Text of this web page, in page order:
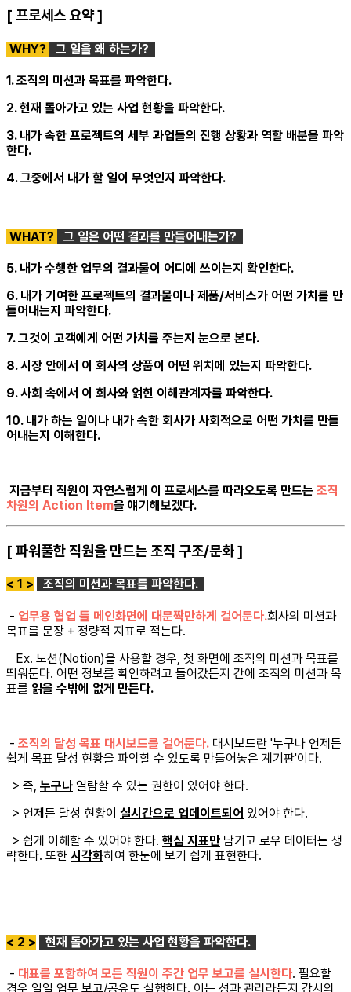
[ 프로세스 요약 ]
WHY? 그 일을 왜 하는가?
1. 조직의 미션과 목표를 파악한다.
2. 현재 돌아가고 있는 사업 현황을 파악한다.
3. 내가 속한 프로젝트의 세부 과업들의 진행 상황과 역할 배분을 파악
한다.
4. 그중에서 내가 할 일이 무엇인지 파악한다.
WHAT? 그 일은 어떤 결과를 만들어내는가?
5. 내가 수행한 업무의 결과물이 어디에 쓰이는지 확인한다.
6. 내가 기여한 프로젝트의 결과물이나 제품/서비스가 어떤 가치를 만
들어내는지 파악한다.
7. 그것이 고객에게 어떤 가치를 주는지 눈으로 본다.
8. 시장 안에서 이 회사의 상품이 어떤 위치에 있는지 파악한다.
9. 사회 속에서 이 회사와 얽힌 이해관계자를 파악한다.
10. 내가 하는 일이나 내가 속한 회사가 사회적으로 어떤 가치를 만들
어내는지 이해한다.
지금부터 직원이 자연스럽게 이 프로세스를 따라오도록 만드는 조직
차원의 Action Item을 얘기해보겠다.
[ 파워풀한 직원을 만드는 조직 구조/문화 ]
< 1 > 조직의 미션과 목표를 파악한다.
- 업무용 협업 툴 메인화면에 대문짝만하게 걸어둔다.회사의 미션과
목표를 문장 + 정량적 지표로 적는다.
Ex. 노션(Notion)을 사용할 경우, 첫 화면에 조직의 미션과 목표를
띄워둔다. 어떤 정보를 확인하려고 들어갔든지 간에 조직의 미션과 목
표를 읽을 수밖에 없게 만든다.
- 조직의 달성 목표 대시보드를 걸어둔다. 대시보드란 '누구나 언제든
쉽게 목표 달성 현황을 파악할 수 있도록 만들어놓은 계기판'이다.
> 즉, 누구나 열람할 수 있는 권한이 있어야 한다.
> 언제든 달성 현황이 실시간으로 업데이트되어 있어야 한다.
> 쉽게 이해할 수 있어야 한다. 핵심 지표만 남기고 로우 데이터는 생
략한다. 또한 시각화하여 한눈에 보기 쉽게 표현한다.
< 2 > 현재 돌아가고 있는 사업 현황을 파악한다.
- 대표를 포함하여 모든 직원이 주간 업무 보고를 실시한다. 필요할
경우 일일 업무 보고/공유도 실행한다. 이는 성과 관리라든지 감시의